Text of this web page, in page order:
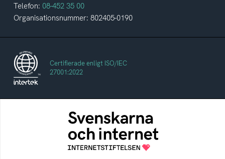
Telefon: 08-452 35 00
Organisationsnummer: 802405-0190
Certifierade enligt ISO/IEC
27001:2022
Svenskarna och internet
En årlig studie av svenska folkets
internetvanor